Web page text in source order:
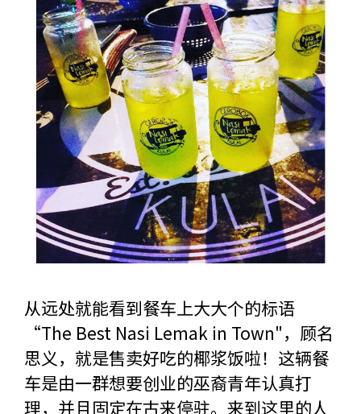
从远处就能看到餐车上大大个的标语
“The Best Nasi Lemak in Town"，顾名
思义，就是售卖好吃的椰浆饭啦！这辆餐
车是由一群想要创业的巫裔青年认真打
理，并且固定在古来停驻。来到这里的人